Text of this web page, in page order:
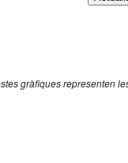
gràfiques representen